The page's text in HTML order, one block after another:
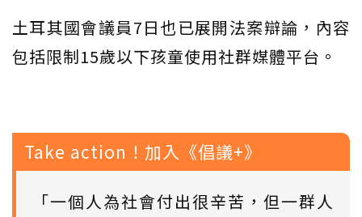
土耳其國會議員7日也已展開法案辯論，內容
包括限制15歲以下孩童使用社群媒體平台。
Take action！加入《倡議+》
「一個人為社會付出很辛苦，但一群人